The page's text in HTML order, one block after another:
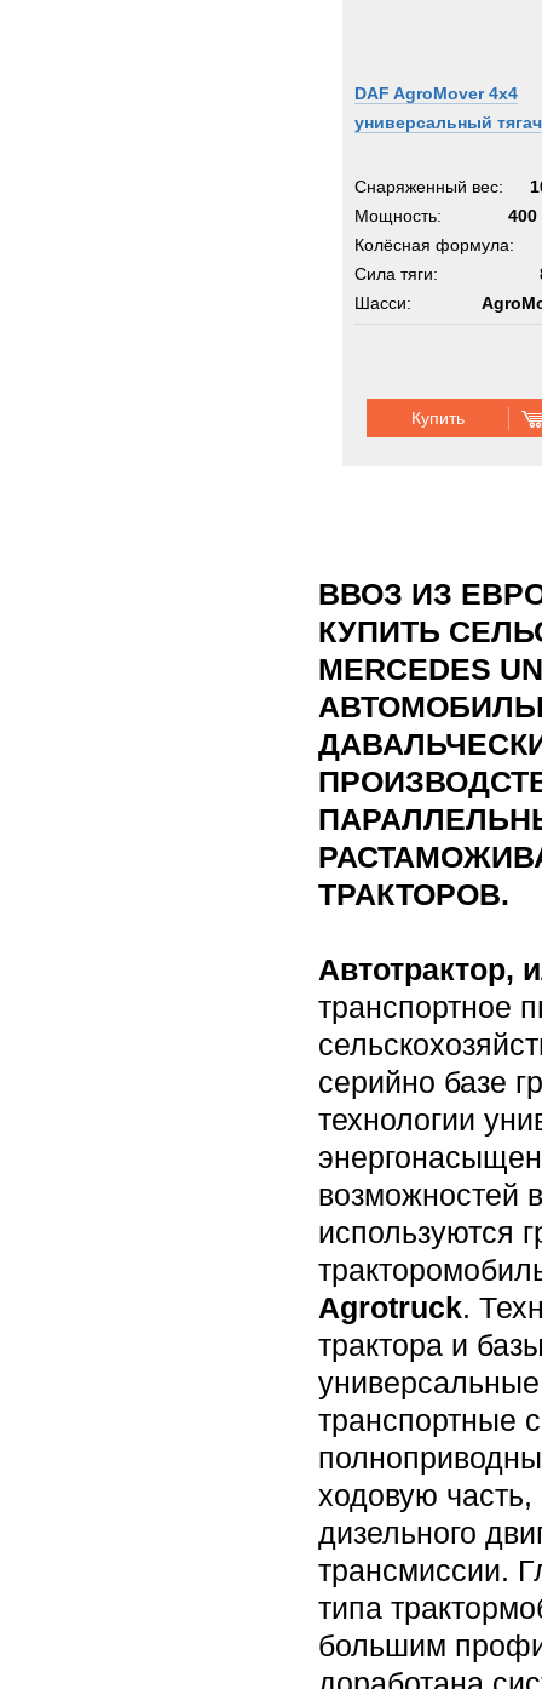
DAF AgroMover 4x4
универсальный тягач
Снаряженный вес:
Мощность:
400
Колёсная формула:
Сила тяги:
Шасси:
Купить
ВВОЗ ИЗ
КУПИТЬ
MERCEDES
ТРАКТОРОВ.
Автотрактор,
транспортное
серийно базе
технологии
возможностей
используются
Agrotruck.
трактора и
транспортные
ходовую
дизельного
трансмиссии.
типа
большим